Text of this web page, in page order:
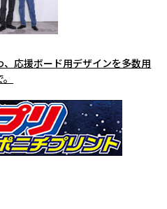
応援ボード用デザインを多数用